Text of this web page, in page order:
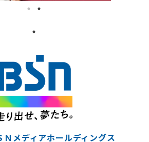
Ｎメディアホールディングス